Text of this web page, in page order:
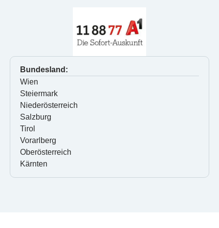
Bundesland:
Wien
Steiermark
Niederösterreich
Salzburg
Tirol
Vorarlberg
Oberösterreich
Kärnten